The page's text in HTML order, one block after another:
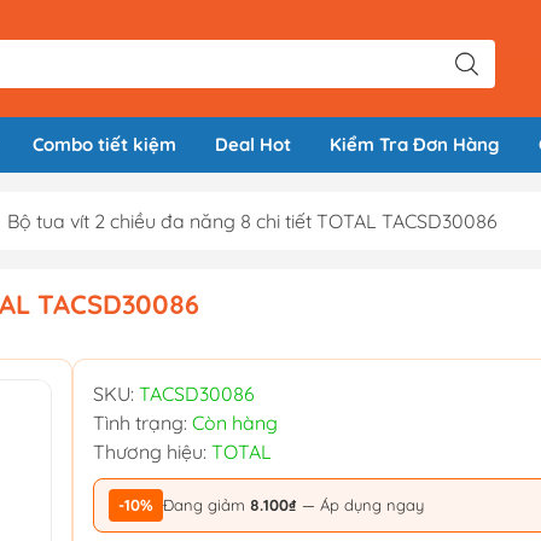
Combo tiết kiệm Deal Hot Kiểm Tra Đơn Hàng
Bộ tua vít 2 chiều đa năng 8 chi tiết TOTAL TACSD30086
TACSD30086
SKU: TACSD30086
Tình trạng: Còn hàng
Thương hiệu: TOTAL
-10% Đang giảm 8.100₫ — Áp dụng ngay